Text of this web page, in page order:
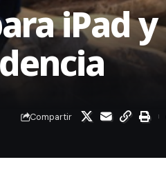
iPad y
Compartir